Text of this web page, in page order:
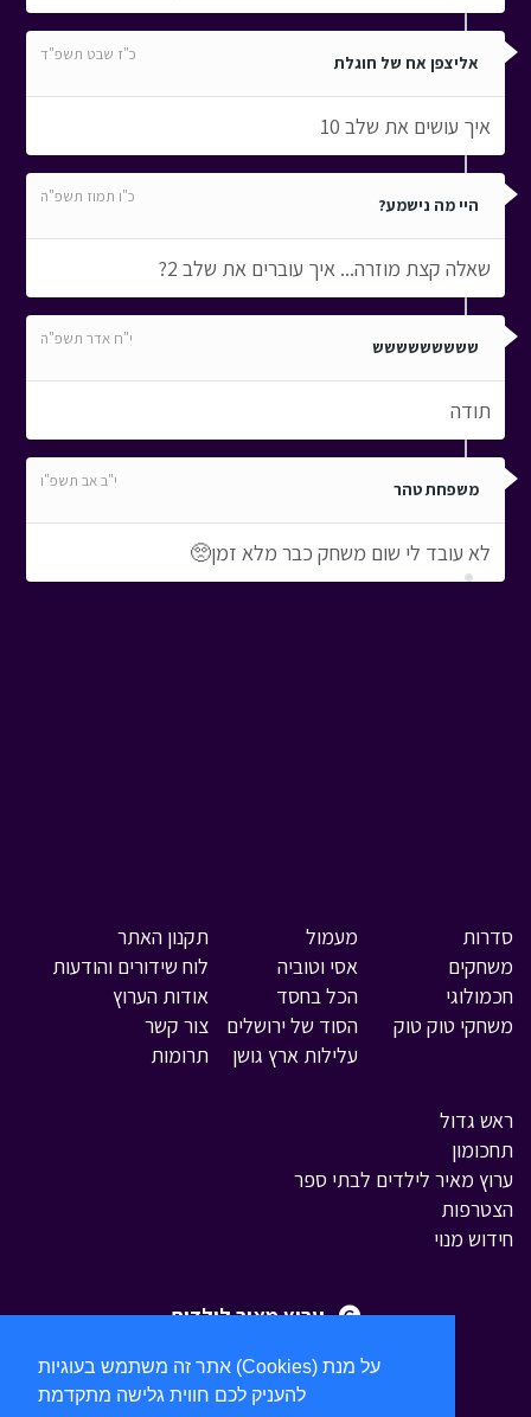
אתר זה משתמש בעוגיות (Cookies) על מנת
אליצפן אח של חוגלת כ"ז שבט תשפ"ד
איך עושים את שלב 10
היי מה נישמע? כ"ו תמוז תשפ"ה
שאלה קצת מוזרה... איך עוברים את שלב 2?
ששששששששש י"ח אדר תשפ"ה
תודה
משפחת טהר י"ב אב תשפ"ו
לא עובד לי שום משחק כבר מלא זמן🥺
סדרות
משחקים
חכמולוגי
משחקי טוק טוק
מעמול
אסי וטוביה
הכל בחסד
הסוד של ירושלים
עלילות ארץ גושן
ראש גדול
תחכומון
ערוץ מאיר לילדים לבתי ספר
הצטרפות
חידוש מנוי
תקנון האתר
לוח שידורים והודעות
אודות הערוץ
צור קשר
תרומות
ערוץ מאיר לילדים